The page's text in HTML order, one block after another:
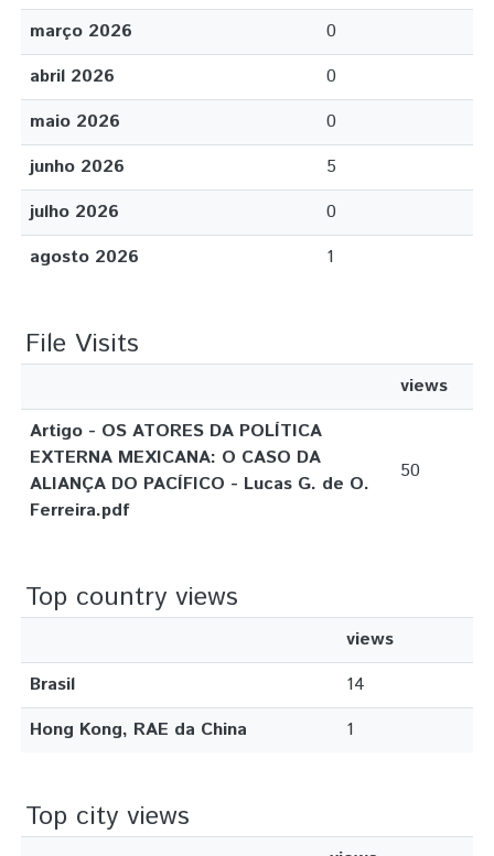
março 2026
0
abril 2026
0
maio 2026
0
junho 2026
5
julho 2026
0
agosto 2026
1
File Visits
views
Artigo - OS ATORES DA POLÍTICA
EXTERNA MEXICANA: O CASO DA
ALIANÇA DO PACÍFICO - Lucas G. de O.
Ferreira.pdf
50
Top country views
views
Brasil
14
Hong Kong, RAE da China
1
Top city views